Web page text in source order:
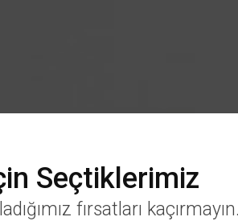
Seçtiklerimiz
fırsatları